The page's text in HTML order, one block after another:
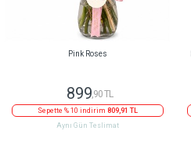
Pink Roses
899,90 TL
Sepette % 10 indirim 809,91 TL
Aynı Gün Teslimat